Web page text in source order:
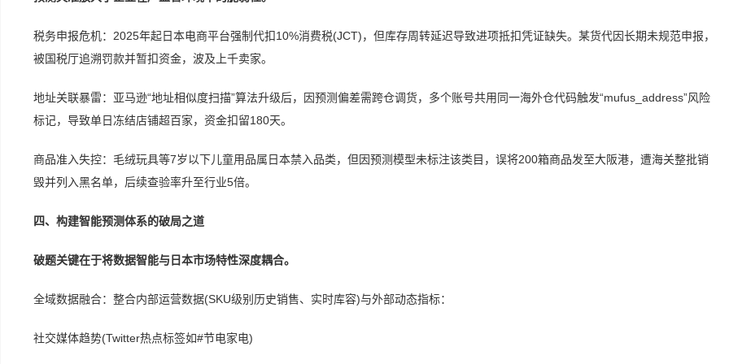
税务申报危机：2025年起日本电商平台强制代扣10%消费税(JCT)，但库存周转延迟导致进项抵扣凭证缺失。某货代因长期未规范申报，
被国税厅追溯罚款并暂扣资金，波及上千卖家。
地址关联暴雷：亚马逊“地址相似度扫描”算法升级后，因预测偏差需跨仓调货，多个账号共用同一海外仓代码触发“mufus_address”风险
标记，导致单日冻结店铺超百家，资金扣留180天。
商品准入失控：毛绒玩具等7岁以下儿童用品属日本禁入品类，但因预测模型未标注该类目，误将200箱商品发至大阪港，遭海关整批销
毁并列入黑名单，后续查验率升至行业5倍。
四、构建智能预测体系的破局之道
破题关键在于将数据智能与日本市场特性深度耦合。
全域数据融合：整合内部运营数据(SKU级别历史销售、实时库容)与外部动态指标：
社交媒体趋势(Twitter热点标签如#节电家电)